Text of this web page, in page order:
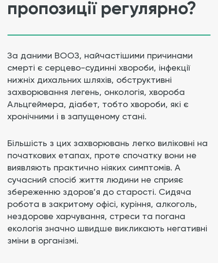
пропозиції регулярно?
За даними ВООЗ, найчастішими причинами
смерті є серцево-судинні хвороби, інфекції
нижніх дихальних шляхів, обструктивні
захворювання легень, онкологія, хвороба
Альцгеймера, діабет, тобто хвороби, які є
хронічними і в запущеному стані.
Більшість з цих захворювань легко виліковні на
початкових етапах, проте спочатку вони не
виявляють практично ніяких симптомів. А
сучасний спосіб життя людини не сприяє
збереженню здоров’я до старості. Сидяча
робота в закритому офісі, куріння, алкоголь,
нездорове харчування, стреси та погана
екологія значно швидше викликають негативні
зміни в організмі.